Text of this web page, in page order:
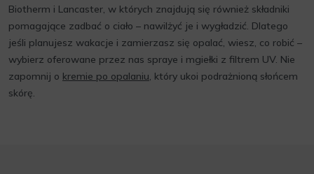
Biotherm i Lancaster, w których znajdują się również składniki
pomagające zadbać o ciało – nawilżyć je i wygładzić. Dlatego
jeśli planujesz wakacje i zamierzasz się opalać, wiesz, co robić –
wybierz oferowane przez nas spraye i mgiełki z filtrem UV. Nie
zapomnij o kremie po opalaniu, który ukoi podrażnioną słońcem
skórę.